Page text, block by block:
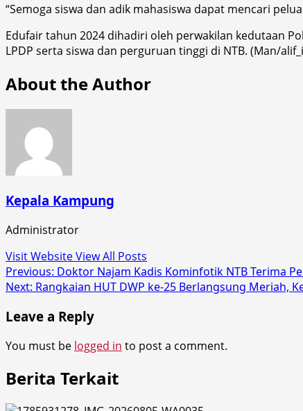
“Semoga siswa dan adik mahasiswa dapat mencari
Edufair tahun 2024 dihadiri oleh perwakilan kedutaan
LPDP serta siswa dan perguruan tinggi di NTB. (Man/
About the Author
Kepala Kampung
Administrator
Visit WebsiteView All Posts
Post
navigation
Previous: Doktor Najam Kadis Kominfotik NTB Terima
Next: Rangkaian HUT DWP ke-25 Berlangsung Meriah,
Leave a Reply
You must be logged in to post a comment.
Berita Terkait